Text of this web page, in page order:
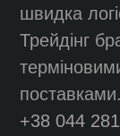
швидка
Трейдінг
поставками.
+38 044